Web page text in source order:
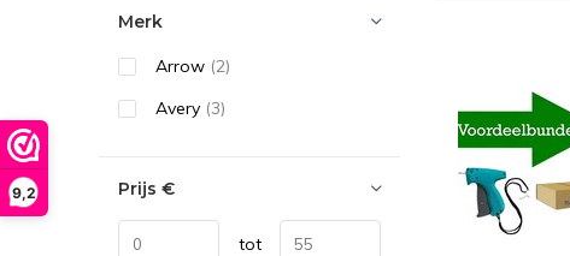
9,2
Merk
Arrow (2)
Avery (3)
Prijs €
tot